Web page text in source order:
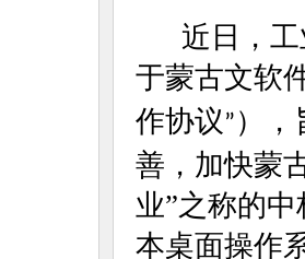
近日，工
于蒙古文软
作协议 ” ）
善，加快蒙
业”之称的
本桌面操作